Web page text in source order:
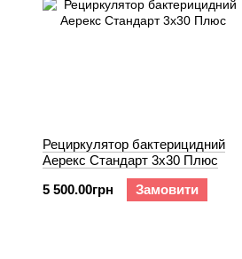
Рециркулятор бактерицидний
Аерекс Стандарт 3x30 Плюс
5 500.00грн
Замовити